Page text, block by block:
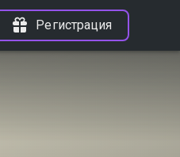
Регистрация